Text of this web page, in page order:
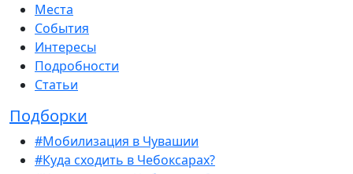
Места
События
Интересы
Подробности
Статьи
Подборки
#Мобилизация в Чувашии
#Куда сходить в Чебоксарах?